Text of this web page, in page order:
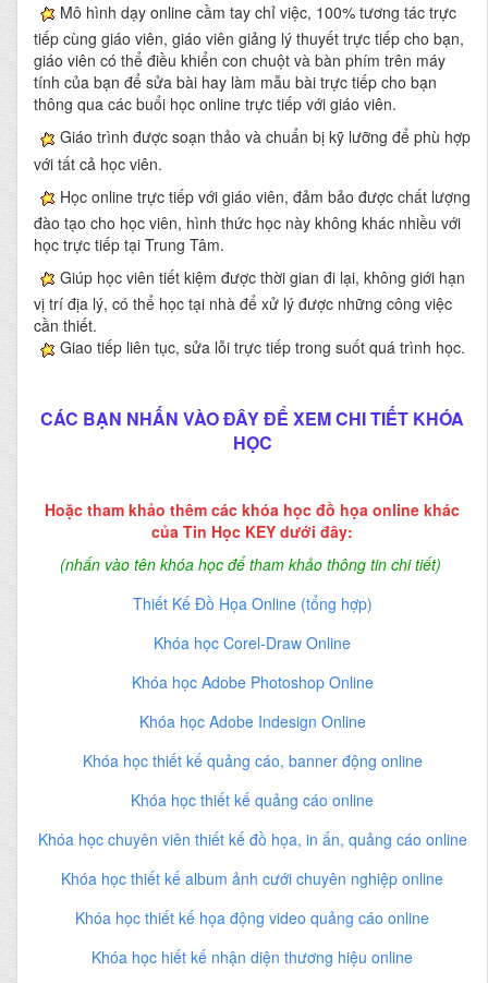
Mô hình dạy online cầm tay chỉ việc, 100% tương tác trực
tiếp cùng giáo viên, giáo viên giảng lý thuyết trực tiếp cho bạn,
giáo viên có thể điều khiển con chuột và bàn phím trên máy
tính của bạn để sửa bài hay làm mẫu bài trực tiếp cho bạn
thông qua các buổi học online trực tiếp với giáo viên.
Giáo trình được soạn thảo và chuẩn bị kỹ lưỡng để phù hợp
với tất cả học viên.
Học online trực tiếp với giáo viên, đảm bảo được chất lượng
đào tạo cho học viên, hình thức học này không khác nhiều với
học trực tiếp tại Trung Tâm.
Giúp học viên tiết kiệm được thời gian đi lại, không giới hạn
vị trí địa lý, có thể học tại nhà để xử lý được những công việc
cần thiết.
Giao tiếp liên tục, sửa lỗi trực tiếp trong suốt quá trình học.
CÁC BẠN NHẤN VÀO ĐÂY ĐỂ XEM CHI TIẾT KHÓA
HỌC
Hoặc tham khảo thêm các khóa học đồ họa online khác
của Tin Học KEY dưới đây:
(nhấn vào tên khóa học để tham khảo thông tin chi tiết)
Thiết Kế Đồ Họa Online (tổng hợp)
Khóa học Corel-Draw Online
Khóa học Adobe Photoshop Online
Khóa học Adobe Indesign Online
Khóa học thiết kế quảng cáo, banner động online
Khóa học thiết kế quảng cáo online
Khóa học chuyên viên thiết kế đồ họa, in ấn, quảng cáo online
Khóa học thiết kế album ảnh cưới chuyên nghiệp online
Khóa học thiết kế họa động video quảng cáo online
Khóa học hiết kế nhận diện thương hiệu online